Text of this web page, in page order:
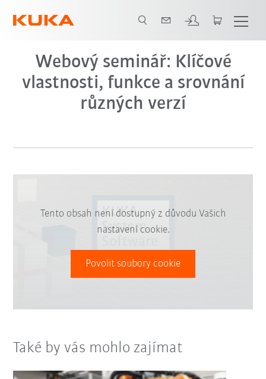
Video na Youtube
Webový seminář: Klíčové
vlastnosti, funkce a srovnání
různých verzí
Tento obsah není dostupný z důvodu Vašich
nastavení cookie.
Povolit soubory cookie
Také by vás mohlo zajímat